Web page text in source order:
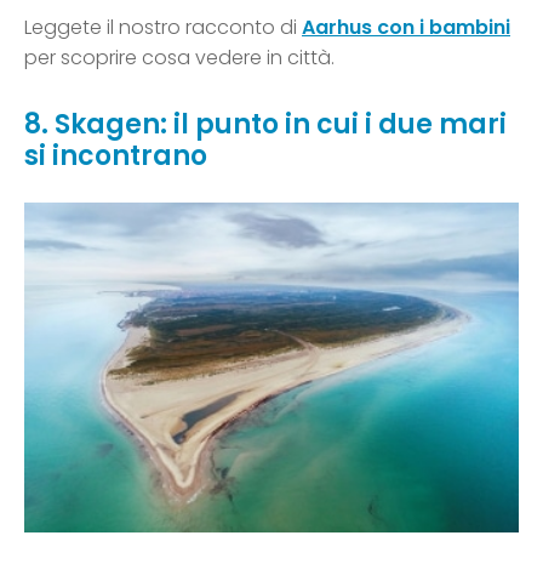
Leggete il nostro racconto di Aarhus con i bambini
per scoprire cosa vedere in città.
8. Skagen: il punto in cui i due mari
si incontrano